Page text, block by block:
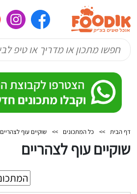
דף הבית >> כל המתכונים >> שוקיים עוף לצהריים
שוקיים עוף לצהריים